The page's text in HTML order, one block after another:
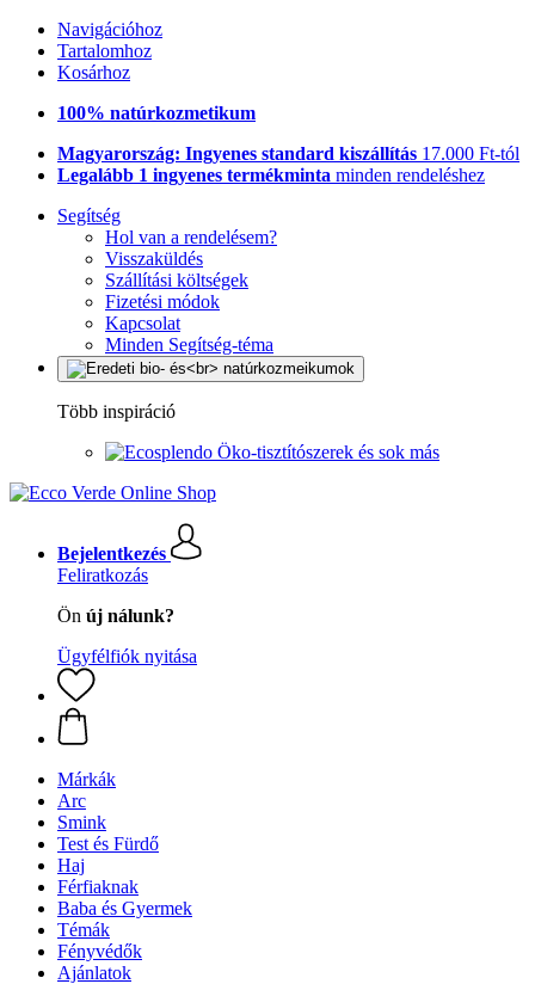
Navigációhoz
Tartalomhoz
Kosárhoz
100% natúrkozmetikum
Magyarország: Ingyenes standard kiszállítás 17.000 Ft-tól
Legalább 1 ingyenes termékminta minden rendeléshez
Segítség
Hol van a rendelésem?
Visszaküldés
Szállítási költségek
Fizetési módok
Kapcsolat
Minden Segítség-téma
Több inspiráció
Öko-tisztítószerek és sok más
Bejelentkezés
Feliratkozás
Ön új nálunk?
Ügyfélfiók nyitása
Márkák
Arc
Smink
Test és Fürdő
Haj
Férfiaknak
Baba és Gyermek
Témák
Fényvédők
Ajánlatok